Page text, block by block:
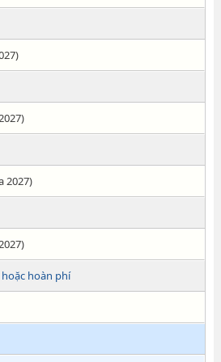
2027)
hoàn phí